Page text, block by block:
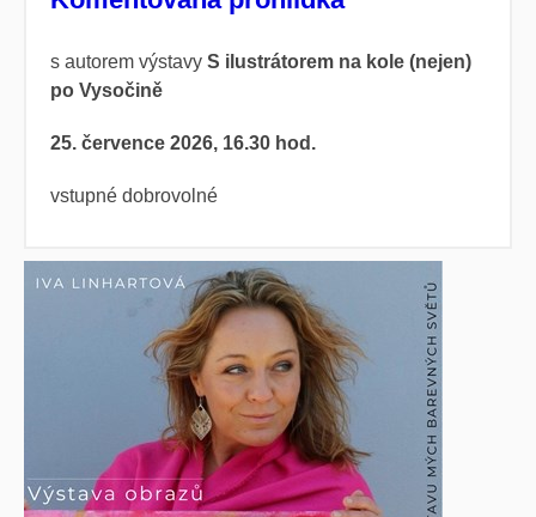
s autorem výstavy S ilustrátorem na kole (nejen)
po Vysočině
25. července 2026, 16.30 hod.
vstupné dobrovolné